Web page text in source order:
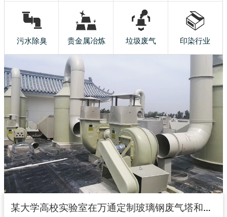
污水除臭 贵金属冶炼 垃圾废气 印染行业
某大学高校实验室在万通定制玻璃钢废气塔和玻璃钢风机